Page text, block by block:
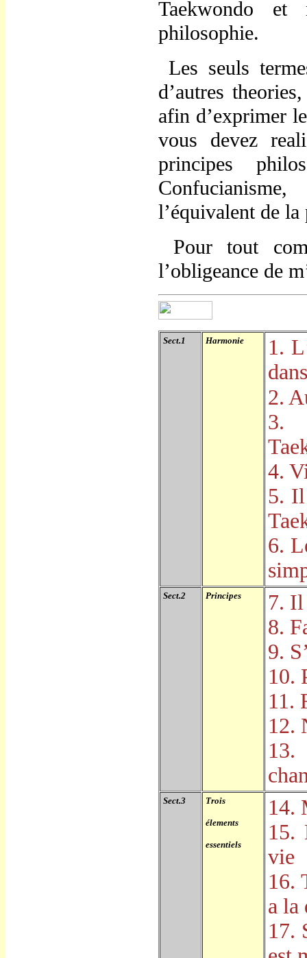
Taekwondo
philosophie.
Les seuls
d’autres
afin d’exprimer
vous devez
principes
l’équivalent de
Pour tout
l’obligeance de m
Sect.1 Harmonie 1. L
2.
3.
4.
5.
6.
Sect.2 Principes
7.
8.
9. S
10.
11.
12.
13.
Sect.3 Trois
élements
essentiels
14.
15.
vie
16.
a la
17.